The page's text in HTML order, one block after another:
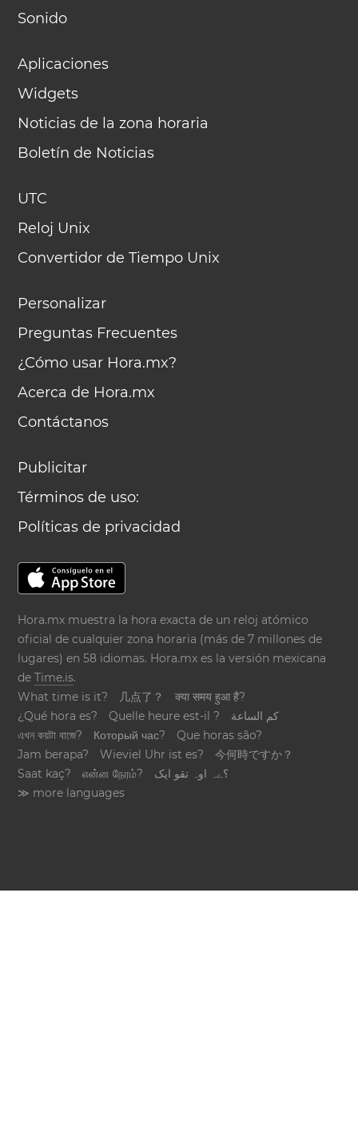
Sonido
Aplicaciones
Widgets
Noticias de la zona horaria
Boletín de Noticias
UTC
Reloj Unix
Convertidor de Tiempo Unix
Personalizar
Preguntas Frecuentes
¿Cómo usar Hora.mx?
Acerca de Hora.mx
Contáctanos
Publicitar
Términos de uso:
Políticas de privacidad
Hora.mx muestra la hora exacta de un reloj atómico
oficial de cualquier zona horaria (más de 7 millones de
lugares) en 58 idiomas. Hora.mx es la versión mexicana
deTime.is.
What time is it?
几点了？
क्या समय हुआ है?
¿Qué hora es?
Quelle heure est-il ?
كم الساعة
এখন কয়টা বাজে?
Который час?
Que horas são?
Jam berapa?
Wieviel Uhr ist es?
今何時ですか？
Saat kaç?
என்ன நேரம்?
؟ےہ اوہ تقو ایک
≫ more languages